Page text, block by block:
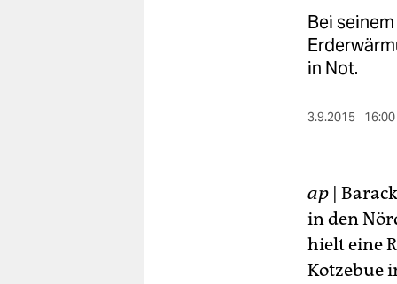
Bei
in Not.
3.9.2015
ap |
in den
hielt eine
Kotzebue